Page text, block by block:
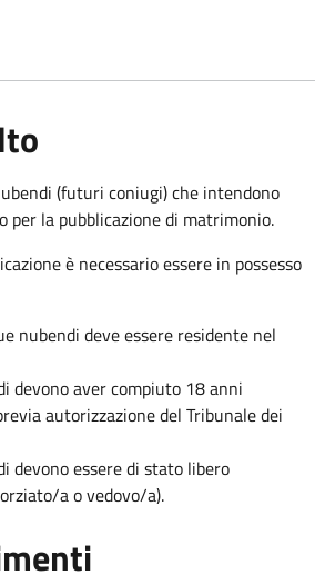
(futuri coniugi) che intendono
per la pubblicazione di matrimonio.
è necessario essere in possesso
nubendi deve essere residente nel
devono aver compiuto 18 anni
autorizzazione del Tribunale dei
devono essere di stato libero
a o vedovo/a).